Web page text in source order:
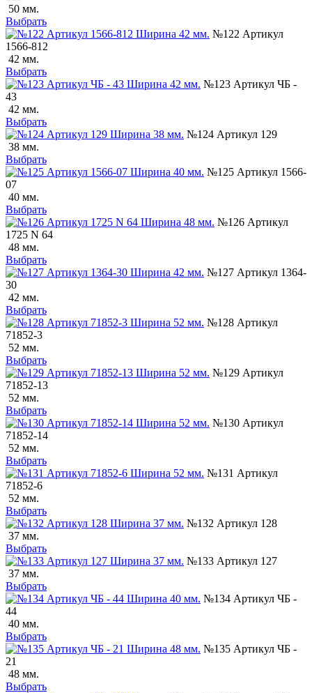
50 мм.
Выбрать
№122 Артикул
1566-812
42 мм.
Выбрать
№123 Артикул ЧБ -
43
42 мм.
Выбрать
№124 Артикул 129
38 мм.
Выбрать
№125 Артикул 1566-
07
40 мм.
Выбрать
№126 Артикул
1725 N 64
48 мм.
Выбрать
№127 Артикул 1364-
30
42 мм.
Выбрать
№128 Артикул
71852-3
52 мм.
Выбрать
№129 Артикул
71852-13
52 мм.
Выбрать
№130 Артикул
71852-14
52 мм.
Выбрать
№131 Артикул
71852-6
52 мм.
Выбрать
№132 Артикул 128
37 мм.
Выбрать
№133 Артикул 127
37 мм.
Выбрать
№134 Артикул ЧБ -
44
40 мм.
Выбрать
№135 Артикул ЧБ -
21
48 мм.
Выбрать